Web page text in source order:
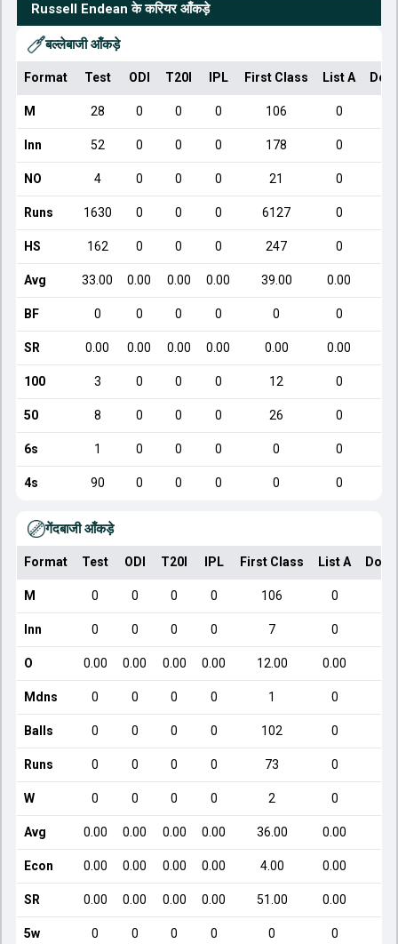
Russell Endean के करियर आँकड़े
बल्लेबाजी आँकड़े
Format Test ODI T20I IPL First Class List A
M 28 0 0 0 106 0
Inn 52 0 0 0 178 0
NO 4 0 0 0 21 0
Runs 1630 0 0 0 6127 0
HS 162 0 0 0 247 0
Avg 33.00 0.00 0.00 0.00 39.00 0.00
BF 0 0 0 0 0 0
SR 0.00 0.00 0.00 0.00 0.00 0.00
100 3 0 0 0 12 0
50 8 0 0 0 26 0
6s 1 0 0 0 0 0
4s 90 0 0 0 0 0
गेंदबाजी आँकड़े
Format Test ODI T20I IPL First Class List A
M 0 0 0 0 106 0
Inn 0 0 0 0 7 0
O 0.00 0.00 0.00 0.00 12.00 0.00
Mdns 0 0 0 0 1 0
Balls 0 0 0 0 102 0
Runs 0 0 0 0 73 0
W 0 0 0 0 2 0
Avg 0.00 0.00 0.00 0.00 36.00 0.00
Econ 0.00 0.00 0.00 0.00 4.00 0.00
SR 0.00 0.00 0.00 0.00 51.00 0.00
5w 0 0 0 0 0 0